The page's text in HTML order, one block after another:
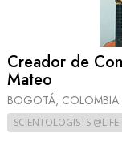
Creador de
Mateo
BOGOTÁ, COLOMBIA
SCIENTOLOGISTS @LIFE